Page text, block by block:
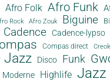
Afro Folk Afro Funk
Rock Afro Zouk Biguine
Cadence Cadence-lypso
Compas direct
Jazz Disco Funk
Moderne Highlife Jazz